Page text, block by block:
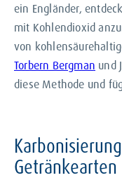
ein Engländer,
mit Kohlendioxid
von
Torbern Bergman und
diese Methode und
Getränkearten